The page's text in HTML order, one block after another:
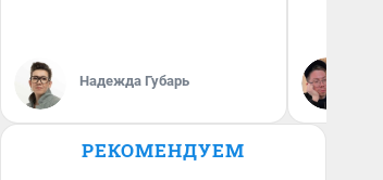
Надежда Губарь
РЕКОМЕНДУЕМ